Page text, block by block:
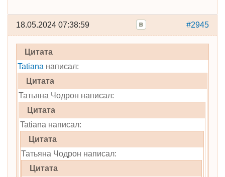
#2945
18.05.2024 07:38:59
Цитата
Tatiana написал:
Цитата
Татьяна Чодрон написал:
Цитата
Tatiana написал:
Цитата
Татьяна Чодрон написал:
Цитата